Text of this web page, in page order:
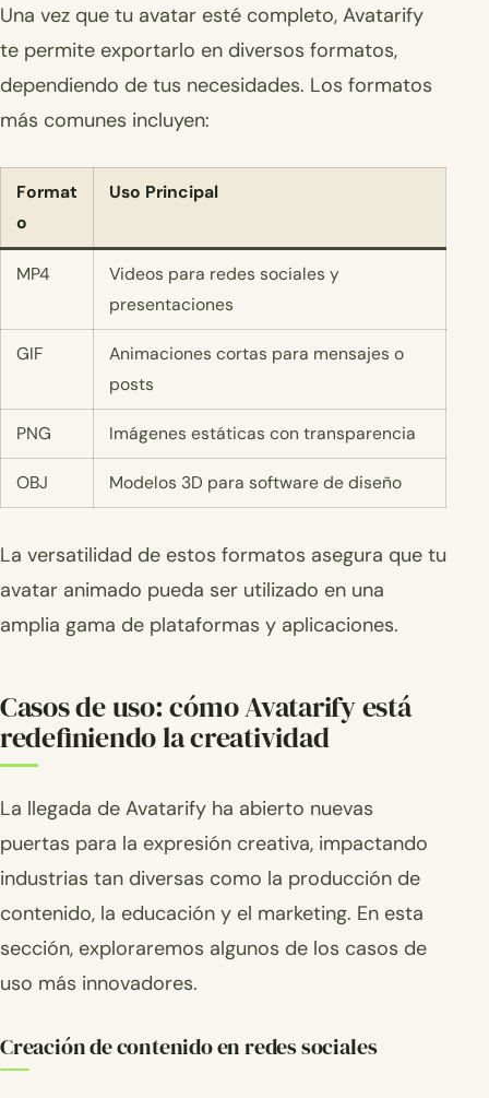
Una vez que tu avatar esté completo, Avatarify
te permite exportarlo en diversos formatos,
dependiendo de tus necesidades. Los formatos
más comunes incluyen:
Format
o
Uso Principal
MP4
Videos para redes sociales y
presentaciones
GIF
Animaciones cortas para mensajes o
posts
PNG Imágenes estáticas con transparencia
OBJ Modelos 3D para software de diseño
La versatilidad de estos formatos asegura que tu
avatar animado pueda ser utilizado en una
amplia gama de plataformas y aplicaciones.
Casos de uso: cómo Avatarify está
redefiniendo la creatividad
La llegada de Avatarify ha abierto nuevas
puertas para la expresión creativa, impactando
industrias tan diversas como la producción de
contenido, la educación y el marketing. En esta
sección, exploraremos algunos de los casos de
uso más innovadores.
Creación de contenido en redes sociales